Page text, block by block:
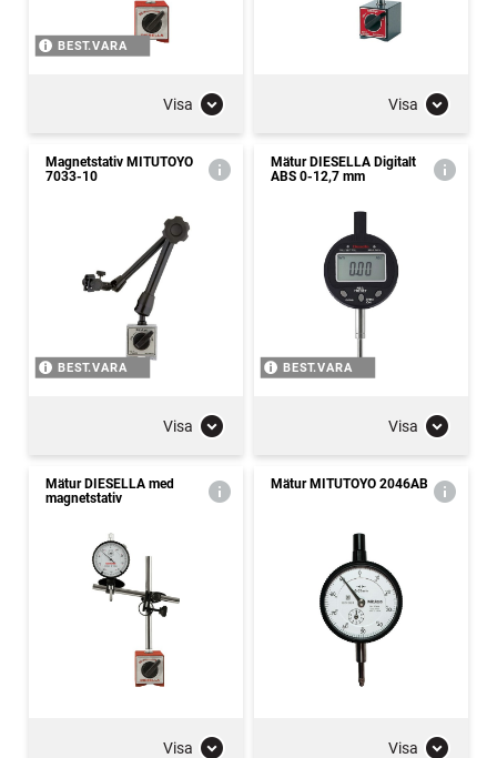
BEST.VARA
Visa Visa
Magnetstativ MITUTOYO
7033-10
BEST.VARA
Visa
Mätur DIESELLA Digitalt
ABS 0-12,7 mm
BEST.VARA
Visa
Mätur DIESELLA med
magnetstativ
Visa
Mätur MITUTOYO 2046AB
Visa